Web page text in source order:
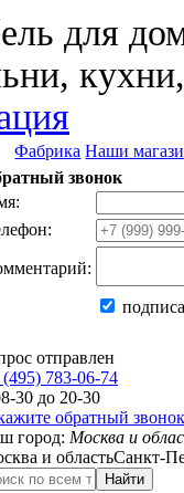
для
Фабрика Наши
звонок
отправлен
783-06-74
30 до 20-30
обратный звонок
город: Москва и
и областьСанкт-
Найти